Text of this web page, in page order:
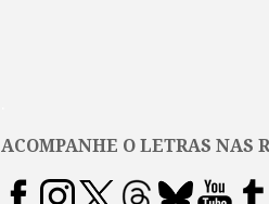
ACOMPANHE O LETRAS NAS